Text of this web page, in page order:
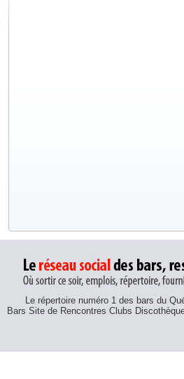
Le répertoire numéro 1 des bars du
Bars Site de Rencontres Clubs